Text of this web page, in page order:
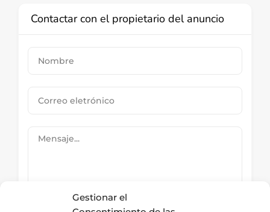
Gestionar el
Contactar con el propietario del anuncio